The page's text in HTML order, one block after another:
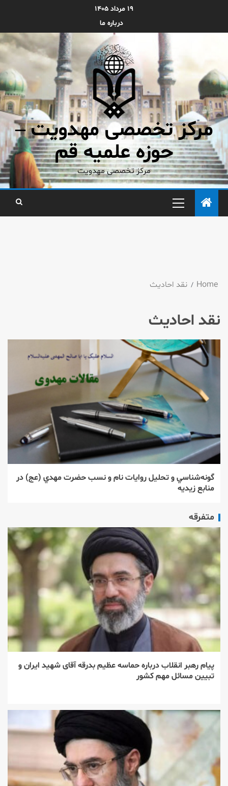
۱۹ مرداد ۱۴۰۵
درباره ما
مرکز تخصصی مهدویت –
حوزه علمیه قم
مرکز تخصصی مهدویت
Home نقد احادیث
نقد احادیث
گونه‌شناسي و تحليل روايات نام و نسب حضرت مهدي (عج) در
منابع زيديه
متفرقه
پیام رهبر انقلاب درباره حماسه عظیم بدرقه آقای شهید ایران و
تبیین مسائل مهم کشور